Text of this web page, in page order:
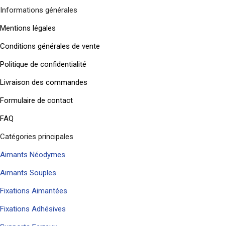
Informations générales
Mentions légales
Conditions générales de vente
Politique de confidentialité
Livraison des commandes
Formulaire de contact
FAQ
Catégories principales
Aimants Néodymes
Aimants Souples
Fixations Aimantées
Fixations Adhésives